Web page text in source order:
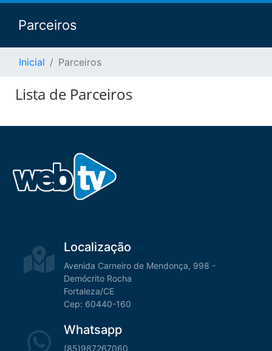
Parceiros
Inicial Parceiros
Lista de Parceiros
Localização
Avenida Carneiro de Mendonça, 998 -
Demócrito Rocha
Fortaleza/CE
Cep: 60440-160
Whatsapp
(85)987267060